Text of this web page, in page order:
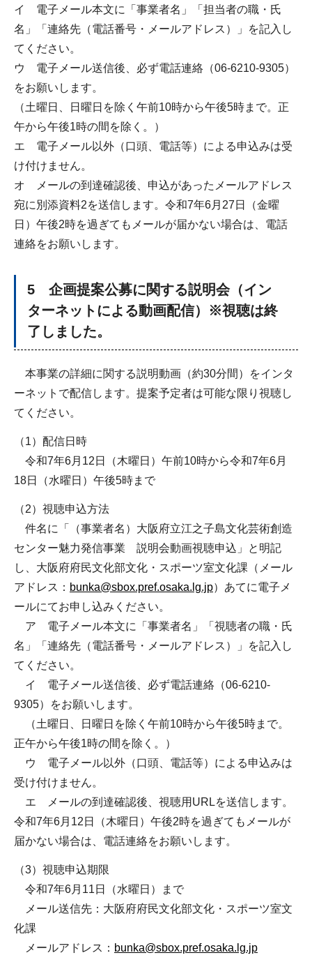
イ 電子メール本文に「事業者名」「担当者の職・氏
名」「連絡先（電話番号・メールアドレス）」を記入し
てください。
ウ 電子メール送信後、必ず電話連絡（06-6210-9305）
をお願いします。
（土曜日、日曜日を除く午前10時から午後5時まで。正
午から午後1時の間を除く。）
エ 電子メール以外（口頭、電話等）による申込みは受
け付けません。
オ メールの到達確認後、申込があったメールアドレス
宛に別添資料2を送信します。令和7年6月27日（金曜
日）午後2時を過ぎてもメールが届かない場合は、電話
連絡をお願いします。
5 企画提案公募に関する説明会（イン
ターネットによる動画配信）※視聴は終
了しました。
本事業の詳細に関する説明動画（約30分間）をインタ
ーネットで配信します。提案予定者は可能な限り視聴し
てください。
（1）配信日時
令和7年6月12日（木曜日）午前10時から令和7年6月
18日（水曜日）午後5時まで
（2）視聴申込方法
件名に「（事業者名）大阪府立江之子島文化芸術創造
センター魅力発信事業 説明会動画視聴申込」と明記
し、大阪府府民文化部文化・スポーツ室文化課（メール
アドレス： bunka@sbox.pref.osaka.lg.jp）あてに電子メ
ールにてお申し込みください。
ア 電子メール本文に「事業者名」「視聴者の職・氏
名」「連絡先（電話番号・メールアドレス）」を記入し
てください。
イ 電子メール送信後、必ず電話連絡（06-6210-
9305）をお願いします。
（土曜日、日曜日を除く午前10時から午後5時まで。
正午から午後1時の間を除く。）
ウ 電子メール以外（口頭、電話等）による申込みは
受け付けません。
エ メールの到達確認後、視聴用URLを送信します。
令和7年6月12日（木曜日）午後2時を過ぎてもメールが
届かない場合は、電話連絡をお願いします。
（3）視聴申込期限
令和7年6月11日（水曜日）まで
メール送信先：大阪府府民文化部文化・スポーツ室文
化課
メールアドレス： bunka@sbox.pref.osaka.lg.jp